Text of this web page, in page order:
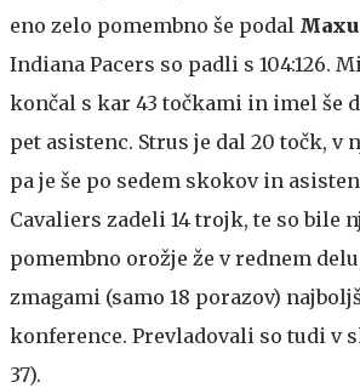
eno zelo pomembno še podal
Indiana Pacers so padli s 104:126.
končal s kar 43 točkami in imel še
pet asistenc. Strus je dal 20 točk, v
pa je še po sedem skokov in
Cavaliers zadeli 14 trojk, te so bile
pomembno orožje že v rednem
zmagami (samo 18 porazov)
konference. Prevladovali so tudi v
37).